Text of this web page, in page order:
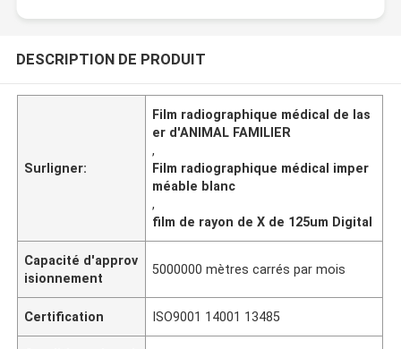
DESCRIPTION DE PRODUIT
Surligner:
Film radiographique médical de las
er d'ANIMAL FAMILIER
,
Film radiographique médical imper
méable blanc
,
film de rayon de X de 125um Digital
Capacité d'approv
isionnement
5000000 mètres carrés par mois
Certification ISO9001 14001 13485